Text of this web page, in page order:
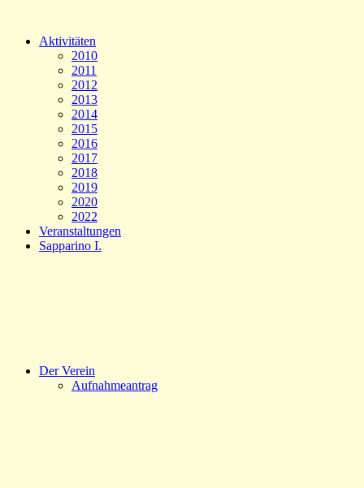
Aktivitäten
2010
2011
2012
2013
2014
2015
2016
2017
2018
2019
2020
2022
Veranstaltungen
Sapparino I.
Der Verein
Aufnahmeantrag